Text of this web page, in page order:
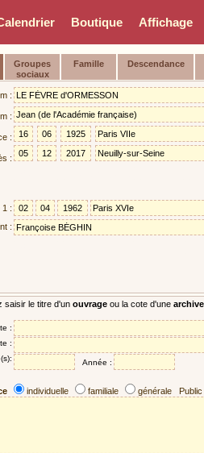
Affichage
Boutique
Groupes
sociaux
Famille Descendance
:
:
:
:
1 :
:
saisir le titre d'un ouvrage ou la cote d'une archive
:
:
Année :
individuelle familiale générale Public